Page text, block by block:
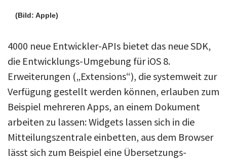
(Bild: Apple)
4000 neue Entwickler-APIs bietet das neue SDK,
die Entwicklungs-Umgebung für iOS 8.
Erweiterungen („Extensions“), die systemweit zur
Verfügung gestellt werden können, erlauben zum
Beispiel mehreren Apps, an einem Dokument
arbeiten zu lassen: Widgets lassen sich in die
Mitteilungszentrale einbetten, aus dem Browser
lässt sich zum Beispiel eine Übersetzungs-